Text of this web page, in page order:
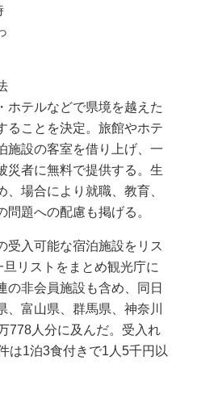
ホテルなどで県境を越えた
ることを決定。旅館やホテ
施設の客室を借り上げ、一
災者に無料で提供する。生
場合により就職、教育、
題への配慮も掲げる。
入可能な宿泊施設をリス
旦リストをまとめ観光庁に
の非会員施設も含め、同日
富山県、群馬県、神奈川
778人分に及んだ。受入れ
は1泊3食付きで1人5千円以